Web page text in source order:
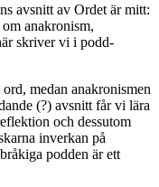
avsnitt av Ordet är mitt:
anakronism,
skriver vi i podd-
medan anakronismen
(?) avsnitt får vi lära
och dessutom
inverkan på
podden är ett